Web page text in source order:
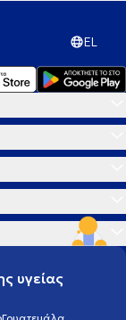
EL
υγείας